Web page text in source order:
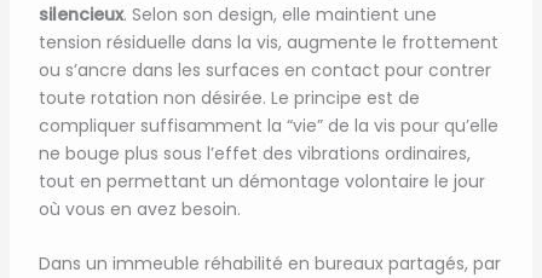
silencieux. Selon son design, elle maintient une
tension résiduelle dans la vis, augmente le frottement
ou s’ancre dans les surfaces en contact pour contrer
toute rotation non désirée. Le principe est de
compliquer suffisamment la “vie” de la vis pour qu’elle
ne bouge plus sous l’effet des vibrations ordinaires,
tout en permettant un démontage volontaire le jour
où vous en avez besoin.
Dans un immeuble réhabilité en bureaux partagés, par